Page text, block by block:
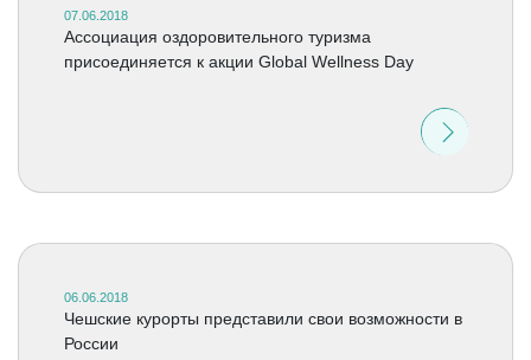
07.06.2018
Ассоциация оздоровительного туризма
присоединяется к акции Global Wellness Day
06.06.2018
Чешские курорты представили свои возможности в
России